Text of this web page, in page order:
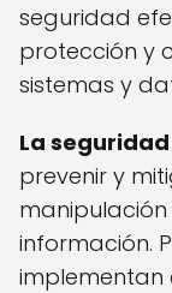
seguridad
protección y
sistemas y
La
prevenir y
información.
implementan